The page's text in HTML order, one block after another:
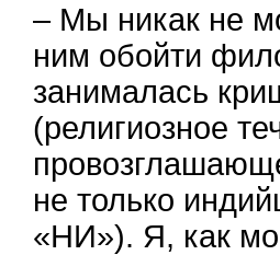
– Мы никак не
ним обойти
занималась
(религиозное
не только
«НИ»). Я, как